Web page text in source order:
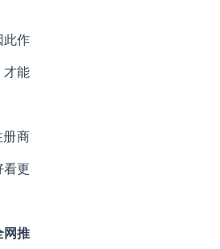
此作
才能
册商
更
网推